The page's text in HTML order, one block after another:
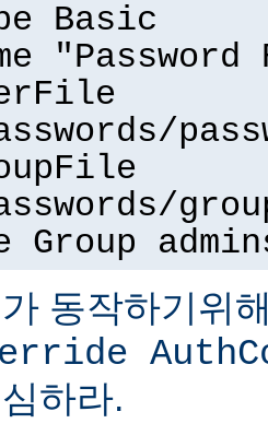
Basic
Group
동작하기위
하라.